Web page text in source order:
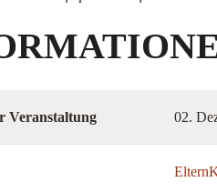
Veranstaltung 02.